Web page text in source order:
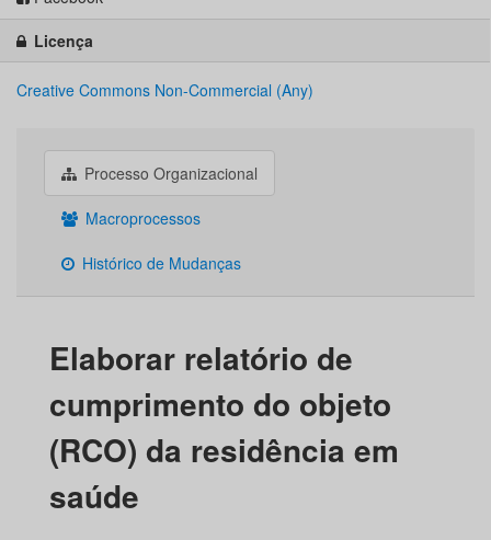
Licença
Creative Commons Non-Commercial (Any)
Processo Organizacional
Macroprocessos
Histórico de Mudanças
Elaborar relatório de
cumprimento do objeto
(RCO) da residência em
saúde